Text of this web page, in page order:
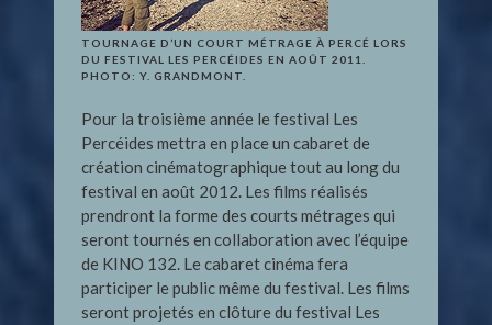
TOURNAGE D’UN COURT MÉTRAGE À PERCÉ LORS
DU FESTIVAL LES PERCÉIDES EN AOÛT 2011.
PHOTO: Y. GRANDMONT.
Pour la troisième année le festival Les
Percéides mettra en place un cabaret de
création cinématographique tout au long du
festival en août 2012. Les films réalisés
prendront la forme des courts métrages qui
seront tournés en collaboration avec l’équipe
de KINO 132. Le cabaret cinéma fera
participer le public même du festival. Les films
seront projetés en clôture du festival Les